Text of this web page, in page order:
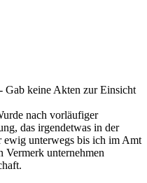
Gab keine Akten zur Einsicht
nach vorläufiger
das irgendetwas in der
ewig unterwegs bis ich im Amt
Vermerk unternehmen